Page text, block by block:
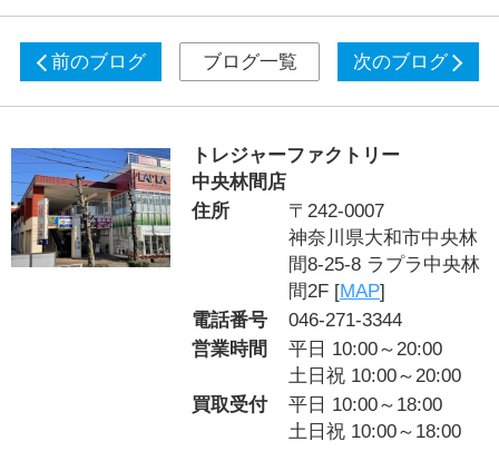
前のブログ ブログ一覧 次のブログ
トレジャーファクトリー
中央林間店
住所
〒242-0007
神奈川県大和市中央林
間8-25-8 ラプラ中央林
間2F [MAP]
電話番号
046-271-3344
営業時間
平日 10:00～20:00
土日祝 10:00～20:00
買取受付
平日 10:00～18:00
土日祝 10:00～18:00